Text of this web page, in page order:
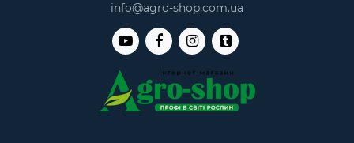
info@agro-shop.com.ua